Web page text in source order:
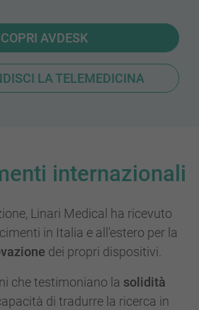
AVDESK
LA TELEMEDICINA
internazionali
Linari Medical ha ricevuto
in Italia e all'estero per la
dei propri dispositivi.
che testimoniano la solidità
di tradurre la ricerca in